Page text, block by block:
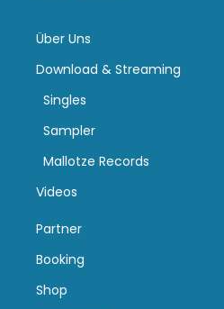
Über Uns
Download & Streaming
Singles
Sampler
Mallotze Records
Videos
Partner
Booking
Shop